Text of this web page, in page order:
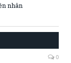
nhân
0